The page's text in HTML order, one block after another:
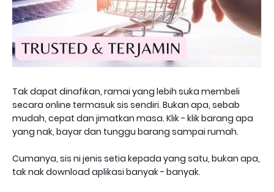
Tak dapat dinafikan, ramai yang lebih suka membeli
secara online termasuk sis sendiri. Bukan apa, sebab
mudah, cepat dan jimatkan masa. Klik - klik barang apa
yang nak, bayar dan tunggu barang sampai rumah.
Cumanya, sis ni jenis setia kepada yang satu, bukan apa,
tak nak download aplikasi banyak - banyak.